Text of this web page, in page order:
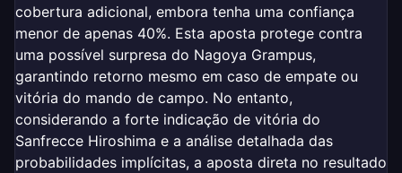
cobertura adicional, embora tenha uma confiança
menor de apenas 40%. Esta aposta protege contra
uma possível surpresa do Nagoya Grampus,
garantindo retorno mesmo em caso de empate ou
vitória do mando de campo. No entanto,
considerando a forte indicação de vitória do
Sanfrecce Hiroshima e a análise detalhada das
probabilidades implícitas, a aposta direta no resultado